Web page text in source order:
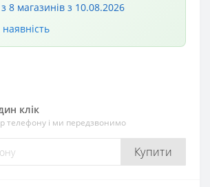
8 магазинів з 10.08.2026
клік
телефону і ми передзвонимо
Купити